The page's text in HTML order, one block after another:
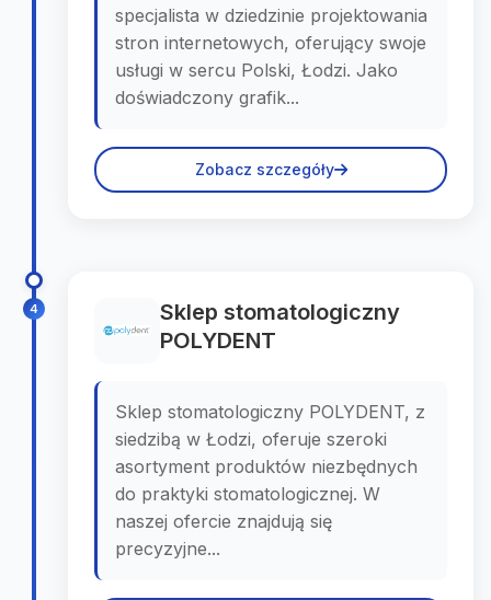
specjalista w dziedzinie projektowania
stron internetowych, oferujący swoje
usługi w sercu Polski, Łodzi. Jako
doświadczony grafik...
Zobacz szczegóły
4
Sklep stomatologiczny
POLYDENT
Sklep stomatologiczny POLYDENT, z
siedzibą w Łodzi, oferuje szeroki
asortyment produktów niezbędnych
do praktyki stomatologicznej. W
naszej ofercie znajdują się
precyzyjne...